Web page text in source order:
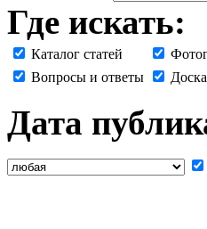
Где искать:
Каталог статей
Вопросы и ответы
Дата